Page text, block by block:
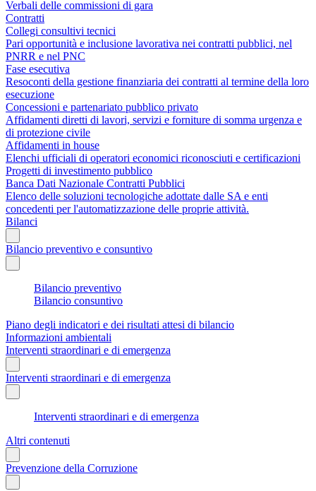
Verbali delle commissioni di gara
Contratti
Collegi consultivi tecnici
Pari opportunità e inclusione lavorativa nei contratti pubblici, nel
PNRR e nel PNC
Fase esecutiva
Resoconti della gestione finanziaria dei contratti al termine della loro
esecuzione
Concessioni e partenariato pubblico privato
Affidamenti diretti di lavori, servizi e forniture di somma urgenza e
di protezione civile
Affidamenti in house
Elenchi ufficiali di operatori economici riconosciuti e certificazioni
Progetti di investimento pubblico
Banca Dati Nazionale Contratti Pubblici
Elenco delle soluzioni tecnologiche adottate dalle SA e enti
concedenti per l'automatizzazione delle proprie attività.
Bilanci
Bilancio preventivo e consuntivo
Bilancio preventivo
Bilancio consuntivo
Piano degli indicatori e dei risultati attesi di bilancio
Informazioni ambientali
Interventi straordinari e di emergenza
Interventi straordinari e di emergenza
Interventi straordinari e di emergenza
Altri contenuti
Prevenzione della Corruzione